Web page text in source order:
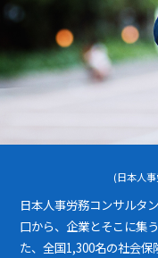
(日本人
日本人事労務コンサルタ
口から、企業とそこに集
た、全国1,300名の社会保